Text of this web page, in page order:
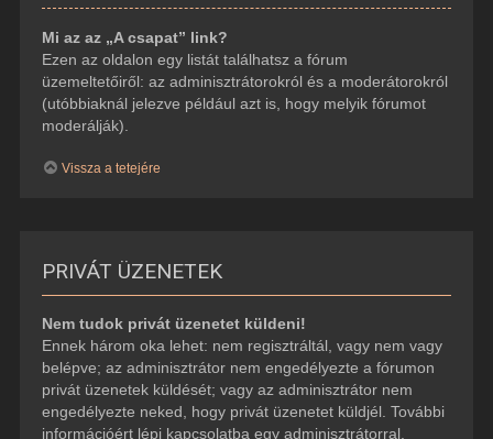
Mi az az „A csapat” link?
Ezen az oldalon egy listát találhatsz a fórum
üzemeltetőiről: az adminisztrátorokról és a moderátorokról
(utóbbiaknál jelezve például azt is, hogy melyik fórumot
moderálják).
Vissza a tetejére
PRIVÁT ÜZENETEK
Nem tudok privát üzenetet küldeni!
Ennek három oka lehet: nem regisztráltál, vagy nem vagy
belépve; az adminisztrátor nem engedélyezte a fórumon
privát üzenetek küldését; vagy az adminisztrátor nem
engedélyezte neked, hogy privát üzenetet küldjél. További
információért lépj kapcsolatba egy adminisztrátorral.